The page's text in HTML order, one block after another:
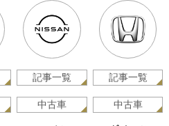
記事一覧
中古車
記事一覧
中古車